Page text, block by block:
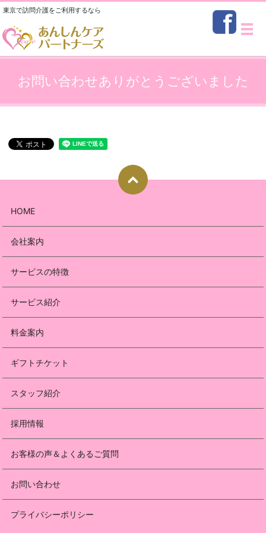
東京で訪問介護をご利用するなら
メ
お問い合わせありがとうございました
HOME
会社案内
サービスの特徴
サービス紹介
料金案内
ギフトチケット
スタッフ紹介
採用情報
お客様の声＆よくあるご質問
お問い合わせ
プライバシーポリシー